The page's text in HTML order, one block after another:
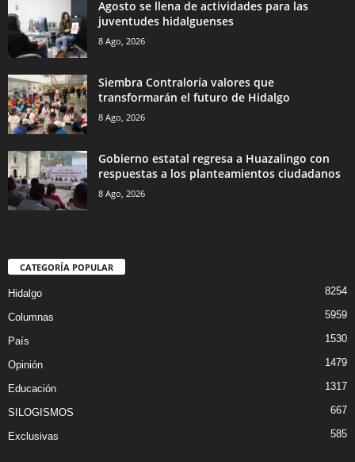
Agosto se llena de actividades para las
juventudes hidalguenses
8 Ago, 2026
Siembra Contraloría valores que
transformarán el futuro de Hidalgo
8 Ago, 2026
Gobierno estatal regresa a Huazalingo con
respuestas a los planteamientos ciudadanos
8 Ago, 2026
CATEGORÍA POPULAR
Hidalgo 8254
Columnas 5959
País 1530
Opinión 1479
Educación 1317
SILOGISMOS 667
Exclusivas 585